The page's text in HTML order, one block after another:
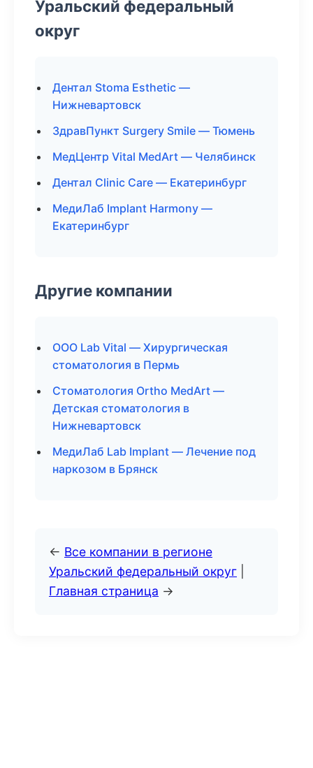
Уральский федеральный
округ
Дентал Stoma Esthetic —
Нижневартовск
ЗдравПункт Surgery Smile — Тюмень
МедЦентр Vital MedArt — Челябинск
Дентал Clinic Care — Екатеринбург
МедиЛаб Implant Harmony —
Екатеринбург
Другие компании
ООО Lab Vital — Хирургическая
стоматология в Пермь
Стоматология Ortho MedArt —
Детская стоматология в
Нижневартовск
МедиЛаб Lab Implant — Лечение под
наркозом в Брянск
← Все компании в регионе
Уральский федеральный округ
Главная страница →